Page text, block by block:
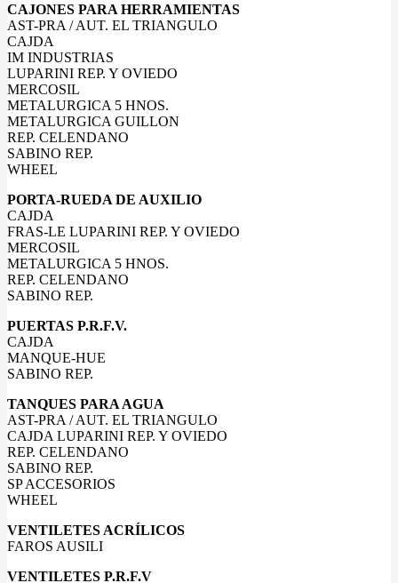
CAJONES PARA HERRAMIENTAS
AST-PRA / AUT. EL TRIANGULO
CAJDA
IM INDUSTRIAS
LUPARINI REP. Y OVIEDO
MERCOSIL
METALURGICA 5 HNOS.
METALURGICA GUILLON
REP. CELENDANO
SABINO REP.
WHEEL
PORTA-RUEDA DE AUXILIO
CAJDA
FRAS-LE LUPARINI REP. Y OVIEDO
MERCOSIL
METALURGICA 5 HNOS.
REP. CELENDANO
SABINO REP.
PUERTAS P.R.F.V.
CAJDA
MANQUE-HUE
SABINO REP.
TANQUES PARA AGUA
AST-PRA / AUT. EL TRIANGULO
CAJDA LUPARINI REP. Y OVIEDO
REP. CELENDANO
SABINO REP.
SP ACCESORIOS
WHEEL
VENTILETES ACRÍLICOS
FAROS AUSILI
VENTILETES P.R.F.V